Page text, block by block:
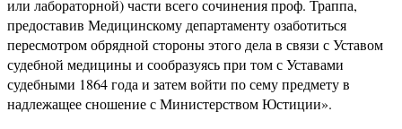
или лабораторной) части всего сочинения проф. Траппа,
предоставив Медицинскому департаменту озаботиться
пересмотром обрядной стороны этого дела в связи с Уставом
судебной медицины и сообразуясь при том с Уставами
судебными 1864 года и затем войти по сему предмету в
надлежащее сношение с Министерством Юстиции».